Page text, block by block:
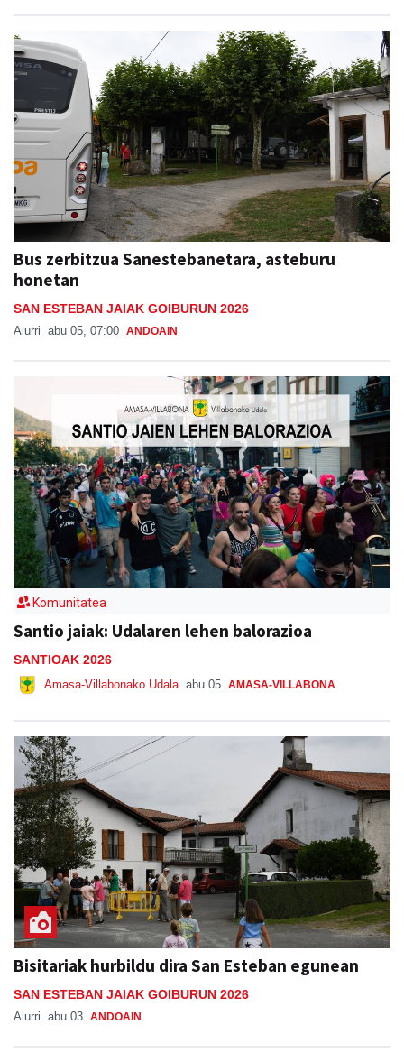
Bus zerbitzua Sanestebanetara, asteburu
honetan
SAN ESTEBAN JAIAK GOIBURUN 2026
Aiurri abu 05, 07:00 ANDOAIN
Komunitatea
Santio jaiak: Udalaren lehen balorazioa
SANTIOAK 2026
Amasa-Villabonako Udala abu 05 AMASA-VILLABONA
Bisitariak hurbildu dira San Esteban egunean
SAN ESTEBAN JAIAK GOIBURUN 2026
Aiurri abu 03 ANDOAIN